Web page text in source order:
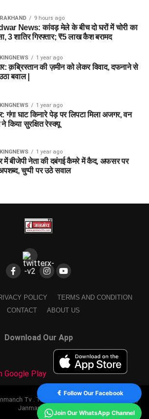
9 hours ago
News: कांवड़ मेले के बीच दो घरों में चोरी का
3 शातिर गिरफ्तार; ₹5 लाख कैश बरामद
1 year ago
क़ब्रिस्तान की ज़मीन को लेकर विवाद, दफनाने से
बवाल |
1 year ago
गंगा घाट किनारे पेड़ पर लिपटा मिला अजगर, वन
ने किया सुरक्षित रेस्क्यू
1 year ago
में बीजेपी नेता की दबंगई कैमरे में कैद, अफसर पर
चुप्पी पर उठे सवाल
POLICY
TERMS AND CONDITION
CONTACT
ABOUT US
Download Our App
Tv . Theme by SSDIGIMARK. powered by
Janmanch TV.
Follow Our Facebook
Join Our WhatsApp Channel